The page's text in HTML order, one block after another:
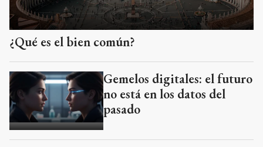
¿Qué es el bien común?
Gemelos digitales: el futuro
no está en los datos del
pasado